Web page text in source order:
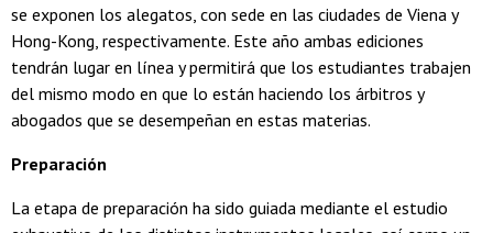
se exponen los alegatos, con sede en las ciudades de Viena y
Hong-Kong, respectivamente. Este año ambas ediciones
tendrán lugar en línea y permitirá que los estudiantes trabajen
del mismo modo en que lo están haciendo los árbitros y
abogados que se desempeñan en estas materias.
Preparación
La etapa de preparación ha sido guiada mediante el estudio